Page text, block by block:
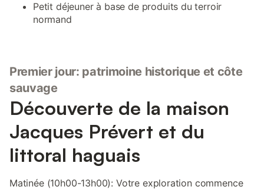
Petit déjeuner à base de produits du terroir
normand
Premier jour: patrimoine historique et côte
sauvage
Découverte de la maison
Jacques Prévert et du
littoral haguais
Matinée (10h00-13h00): Votre exploration commence